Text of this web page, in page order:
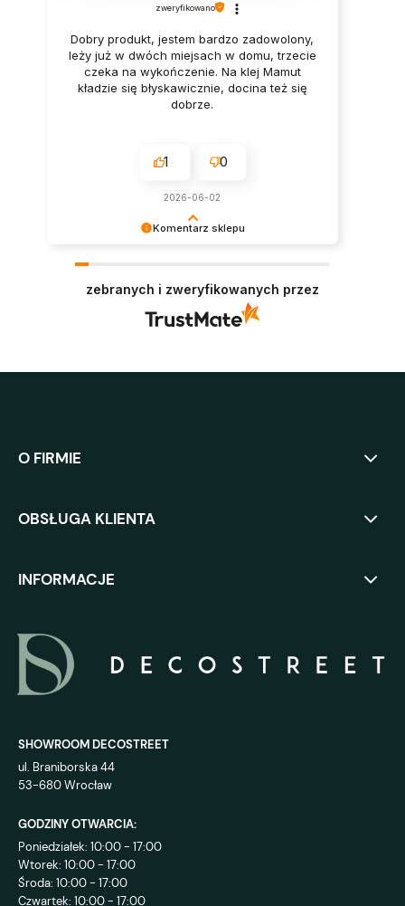
Komentarz sklepu
niezmiennie cieszyły oko. Pozdrawiamy :)
zweryfikowano
Dobry produkt, jestem bardzo zadowolony,
leży już w dwóch miejsach w domu, trzecie
czeka na wykończenie. Na klej Mamut
kładzie się błyskawicznie, docina też się
dobrze.
1 0
2026-06-02
zebranych i zweryfikowanych przez
O FIRMIE
OBSŁUGA KLIENTA
INFORMACJE
SHOWROOM DECOSTREET
ul. Braniborska 44
53-680 Wrocław
GODZINY OTWARCIA:
Poniedziałek: 10:00 - 17:00
Wtorek: 10:00 - 17:00
Środa: 10:00 - 17:00
Czwartek: 10:00 - 17:00